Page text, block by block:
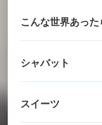
こんな世界あっ
シャバット
スイーツ